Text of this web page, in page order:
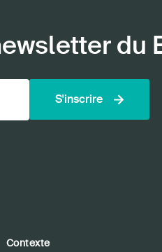
du
S'inscrire
Contexte